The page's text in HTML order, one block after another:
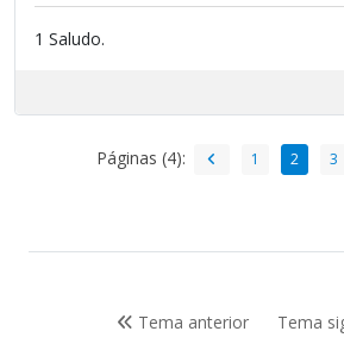
1 Saludo.
Páginas (4): 1 2 3
Tema anterior Tema